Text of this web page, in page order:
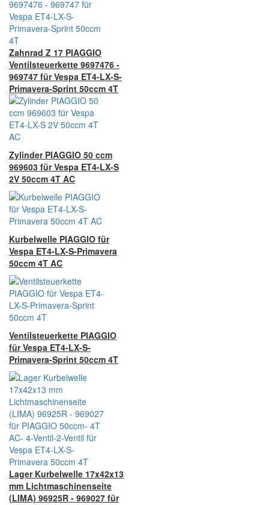
Zahnrad Z 17 PIAGGIO
Ventilsteuerkette 9697476 -
969747 für Vespa ET4-LX-S-
Primavera-Sprint 50ccm 4T
Zylinder PIAGGIO 50 ccm
969603 für Vespa ET4-LX-S
2V 50ccm 4T AC
Kurbelwelle PIAGGIO für
Vespa ET4-LX-S-Primavera
50ccm 4T AC
Ventilsteuerkette PIAGGIO
für Vespa ET4-LX-S-
Primavera-Sprint 50ccm 4T
Lager Kurbelwelle 17x42x13
mm Lichtmaschinenseite
(LIMA) 96925R - 969027 für